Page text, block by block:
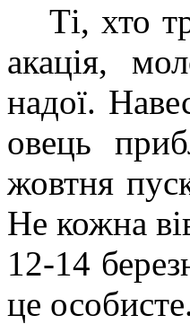
Ті, хто
акація,
надої.
овець
жовтня
Не кожна
12-14
це